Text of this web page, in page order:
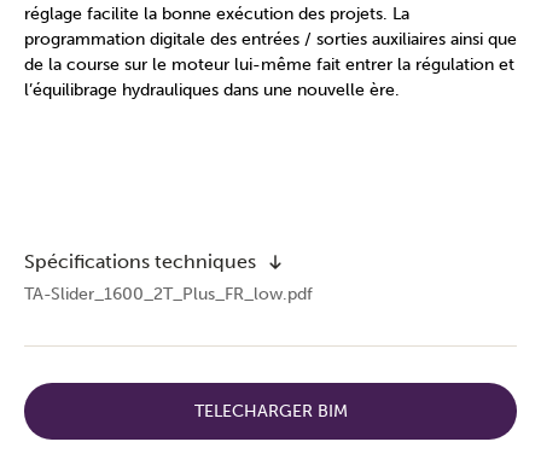
réglage facilite la bonne exécution des projets. La
programmation digitale des entrées / sorties auxiliaires ainsi que
de la course sur le moteur lui-même fait entrer la régulation et
l’équilibrage hydrauliques dans une nouvelle ère.
Spécifications techniques
TA-Slider_1600_2T_Plus_FR_low.pdf
TELECHARGER BIM